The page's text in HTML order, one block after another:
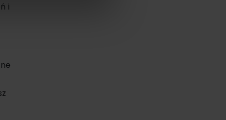
i